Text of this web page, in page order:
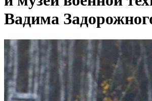
Вадима